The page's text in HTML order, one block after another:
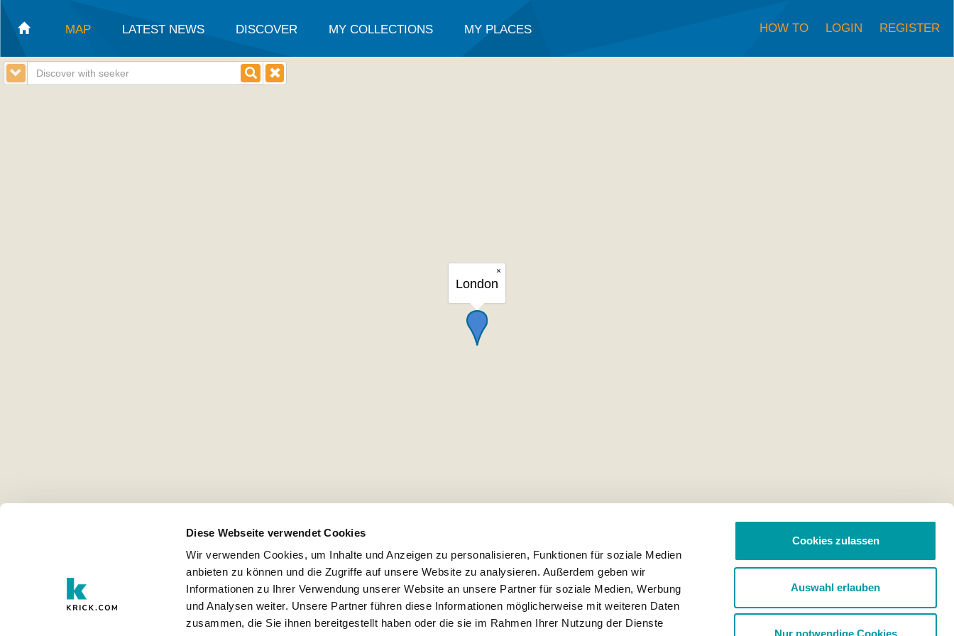
Diese Webseite verwendet Cookies
Wir verwenden Cookies, um Inhalte und Anzeigen zu personalisieren, Funktionen für soziale Medien
anbieten zu können und die Zugriffe auf unsere Website zu analysieren. Außerdem geben wir
Informationen zu Ihrer Verwendung unserer Website an unsere Partner für soziale Medien, Werbung
und Analysen weiter. Unsere Partner führen diese Informationen möglicherweise mit weiteren Daten
zusammen, die Sie ihnen bereitgestellt haben oder die sie im Rahmen Ihrer Nutzung der Dienste
Cookies zulassen
Auswahl erlauben
Nur notwendige Cookies
MAP LATEST NEWS DISCOVER MY COLLECTIONS MY PLACES HOW TO LOGIN REGISTER
×
London